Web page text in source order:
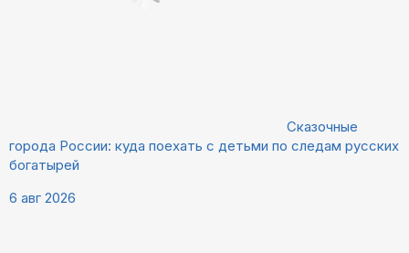
Сказочные
города России: куда поехать с детьми по следам русских
богатырей
6 авг 2026